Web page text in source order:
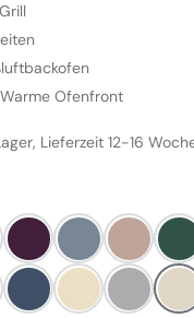
Ofenfront
Lieferzeit 12-16
AubergineDove Blush
Blue
Dartmouth Blue
Linen Pearl